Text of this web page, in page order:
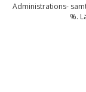
Administrations-
%.